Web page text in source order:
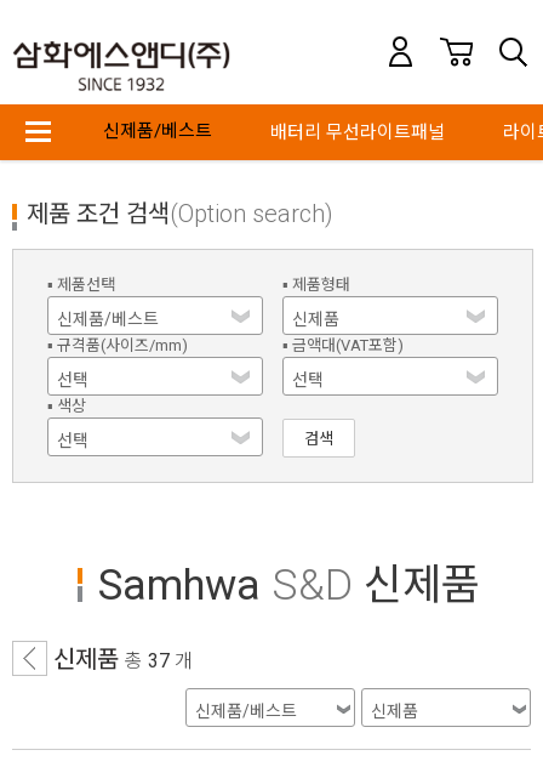
신제품/베스트 배터리 무선라이트패널 라이
제품 조건 검색(Option search)
▪ 제품선택 ▪ 제품형태
▪ 규격품(사이즈/mm) ▪ 금액대(VAT포함)
▪ 색상
검색
Samhwa S&D 신제품
신제품 총 37 개